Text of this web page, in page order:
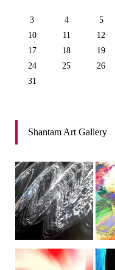
3
4 5
10
11 12
17
18 19
24
25 26
31
Shantam Art Gallery